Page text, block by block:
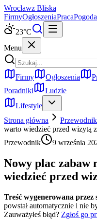
Wrocławz Bliska
FirmyOgłoszeniaPracaPogoda
23°C
Menu
Firmy Ogłoszenia
Poradniki
Ludzie
Lifestyle
Strona główna
Przewodnik
warto wiedzieć przed wizytą
Przewodnik
9 września
Nowy plac zabaw
wiedzieć przed
Treść wygenerowana przez
powstał automatycznie i nie
Zauważyłeś błąd? Zgłoś go